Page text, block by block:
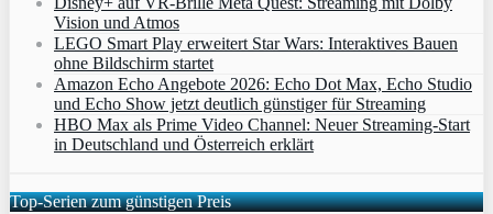
Vision und Atmos
LEGO Smart Play erweitert Star Wars: Interaktives Bauen
ohne Bildschirm startet
Amazon Echo Angebote 2026: Echo Dot Max, Echo Studio
und Echo Show jetzt deutlich günstiger für Streaming
HBO Max als Prime Video Channel: Neuer Streaming‑Start
in Deutschland und Österreich erklärt
Top-Serien zum günstigen Preis